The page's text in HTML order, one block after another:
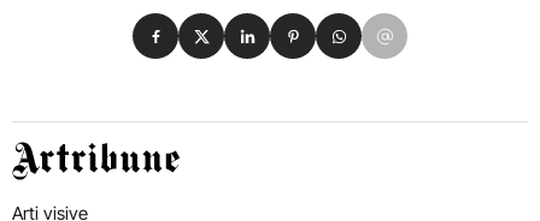
Condividi su Facebook
Condividi su X
Condividi su LinkedIn
Condividi su Pinterest
Condividi su WhatsApp
Condividi su Email
Artribune
Arti visive